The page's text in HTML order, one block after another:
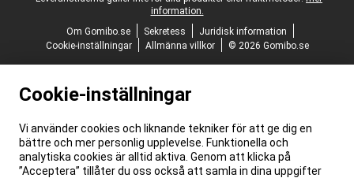
information.
Om Gomibo.se
Sekretess
Juridisk information
Cookie-inställningar
Allmänna villkor © 2026 Gomibo.se
Cookie-inställningar
Vi använder cookies och liknande tekniker för att ge dig en
bättre och mer personlig upplevelse. Funktionella och
analytiska cookies är alltid aktiva. Genom att klicka på
”Acceptera” tillåter du oss också att samla in dina uppgifter